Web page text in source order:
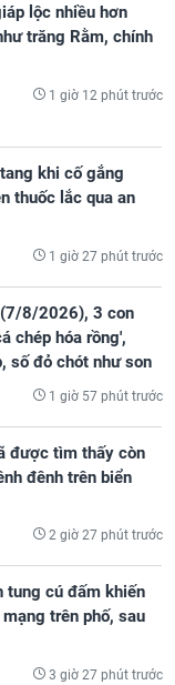
lộc nhiều hơn
trăng Rằm, chính
1 giờ 12 phút trước
khi cố gắng
thuốc lắc qua an
1 giờ 27 phút trước
8/2026), 3 con
chép hóa rồng',
số đỏ chót như son
1 giờ 57 phút trước
được tìm thấy còn
đênh trên biển
2 giờ 27 phút trước
tung cú đấm khiến
trên phố, sau
3 giờ 27 phút trước